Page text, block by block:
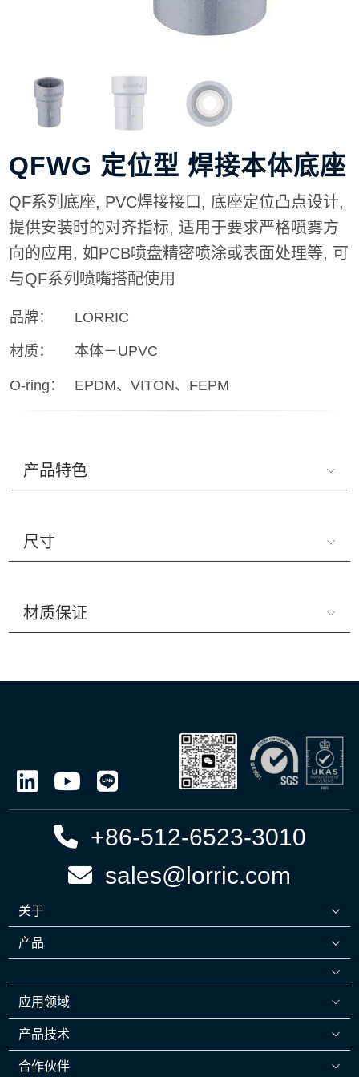
QFWG 定位型 焊接本体底座
QF系列底座, PVC焊接接口, 底座定位凸点设计,
提供安装时的对齐指标, 适用于要求严格喷雾方
向的应用, 如PCB喷盘精密喷涂或表面处理等, 可
与QF系列喷嘴搭配使用
品牌： LORRIC
材质： 本体－UPVC
O-ring： EPDM、VITON、FEPM
产品特色
尺寸
材质保证
+86-512-6523-3010
sales@lorric.com
关于
产品
应用领域
产品技术
合作伙伴